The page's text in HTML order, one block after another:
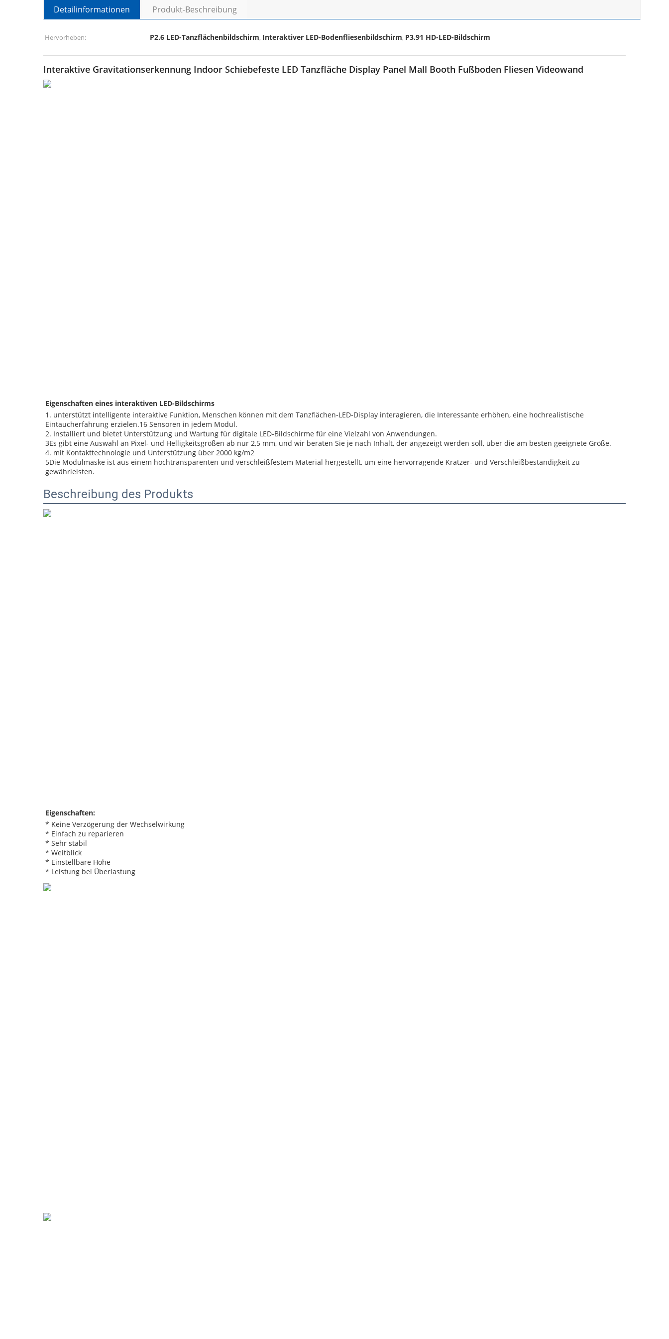
Detailinformationen Produkt-Beschreibung
Hervorheben: P2.6 LED-Tanzflächenbildschirm, Interaktiver LED-Bodenfliesenbildschirm, P3.91 HD-LED-Bildschirm
Interaktive Gravitationserkennung Indoor Schiebefeste LED Tanzfläche Display Panel Mall Booth Fußboden Fliesen Videowand
Eigenschaften eines interaktiven LED-Bildschirms
1. unterstützt intelligente interaktive Funktion, Menschen können mit dem Tanzflächen-LED-Display interagieren, die Interessante erhöhen, eine hochrealistische
Eintaucherfahrung erzielen.16 Sensoren in jedem Modul.
2. Installiert und bietet Unterstützung und Wartung für digitale LED-Bildschirme für eine Vielzahl von Anwendungen.
3Es gibt eine Auswahl an Pixel- und Helligkeitsgrößen ab nur 2,5 mm, und wir beraten Sie je nach Inhalt, der angezeigt werden soll, über die am besten geeignete Größe.
4. mit Kontakttechnologie und Unterstützung über 2000 kg/m2
5Die Modulmaske ist aus einem hochtransparenten und verschleißfestem Material hergestellt, um eine hervorragende Kratzer- und Verschleißbeständigkeit zu
gewährleisten.
Beschreibung des Produkts
Eigenschaften:
* Keine Verzögerung der Wechselwirkung
* Einfach zu reparieren
* Sehr stabil
* Weitblick
* Einstellbare Höhe
* Leistung bei Überlastung